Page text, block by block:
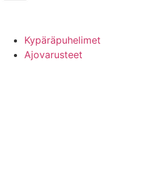
Kypäräpuhelimet
Ajovarusteet